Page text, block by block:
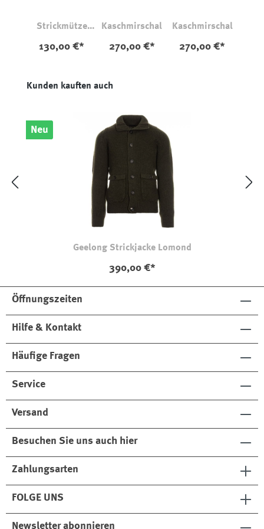
Strickmütze
130,00 €*
Kaschmirschal
270,00 €*
Kaschmirschal
270,00 €*
Produktgalerie überspringen
Kunden kauften auch
Neu
Geelong Strickjacke Lomond
390,00 €*
Öffnungszeiten
Hilfe & Kontakt
Häufige Fragen
Service
Versand
Besuchen Sie uns auch hier
Zahlungsarten
FOLGE UNS
Newsletter abonnieren